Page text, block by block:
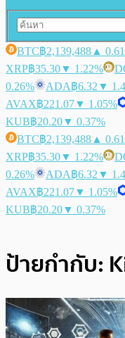
BTC฿2,139,488 ▲
XRP฿35.30▼ 1.22%
0.26%
ADA฿6.32 ▼
AVAX฿221.07▼ 1.05%
KUB฿20.20▼ 0.37%
BTC฿2,139,488 ▲
XRP฿35.30▼ 1.22%
0.26%
ADA฿6.32 ▼
AVAX฿221.07▼ 1.05%
KUB฿20.20▼ 0.37%
ป้ายกำกับ: